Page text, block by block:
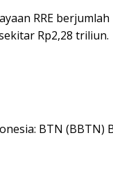
RRE
Rp2,28 triliun.
BTN (BBTN)